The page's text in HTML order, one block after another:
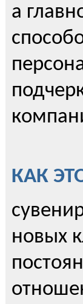
а
КАК
новых